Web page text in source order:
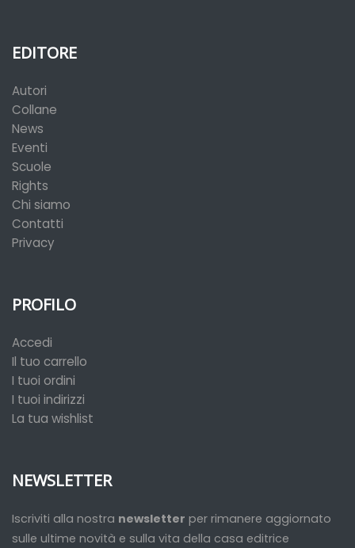
EDITORE
Autori
Collane
News
Eventi
Scuole
Rights
Chi siamo
Contatti
Privacy
PROFILO
Accedi
Il tuo carrello
I tuoi ordini
I tuoi indirizzi
La tua wishlist
NEWSLETTER
Iscriviti alla nostra newsletter per rimanere aggiornato
sulle ultime novità e sulla vita della casa editrice